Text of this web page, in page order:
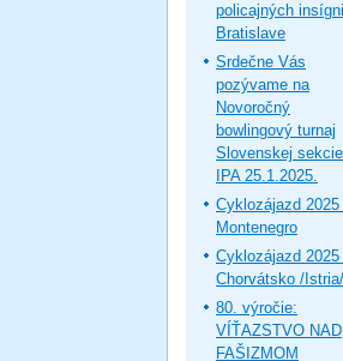
policajných
Bratislave
Srdečne Vás
pozývame na
Novoročný
bowlingový turnaj
Slovenskej sekcie
IPA 25.1.2025.
Cyklozájazd 2025
Montenegro
Cyklozájazd 2025
Chorvátsko /Istria/
80. výročie:
VÍŤAZSTVO NAD
FAŠIZMOM